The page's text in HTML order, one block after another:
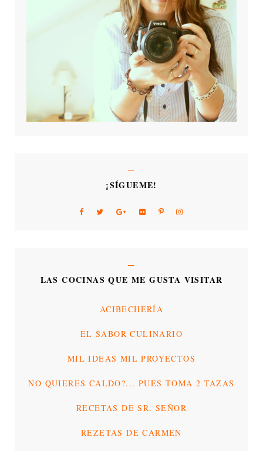
¡SÍGUEME!
LAS COCINAS QUE ME GUSTA VISITAR
ACIBECHERÍA
EL SABOR CULINARIO
MIL IDEAS MIL PROYECTOS
NO QUIERES CALDO?... PUES TOMA 2 TAZAS
RECETAS DE SR. SEÑOR
REZETAS DE CARMEN